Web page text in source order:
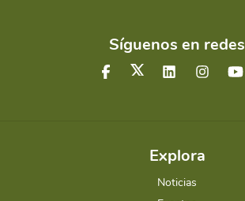
Síguenos en redes
Explora
Noticias